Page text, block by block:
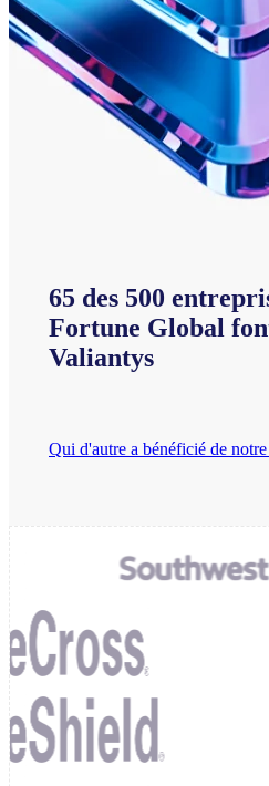
65 des 500
Fortune Global
Valiantys
Qui d'autre a bénéficié de